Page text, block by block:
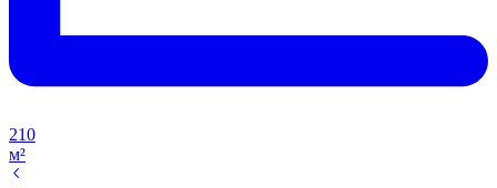
210
м²